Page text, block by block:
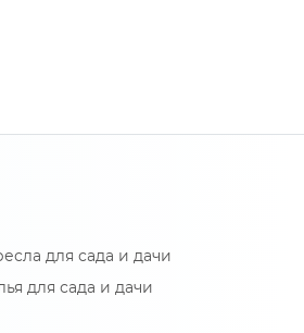
для сада и дачи
для сада и дачи